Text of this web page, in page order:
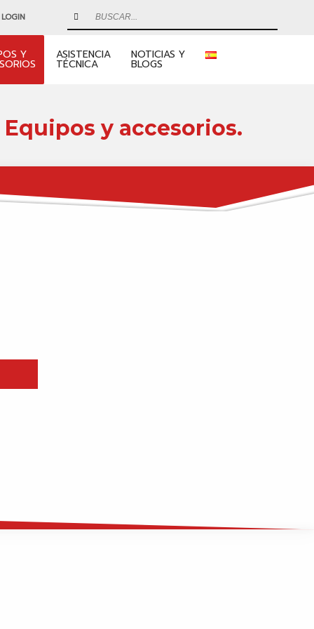
LOGIN
Y ASISTENCIA
TÉCNICA
NOTICIAS Y
BLOGS
Equipos y accesorios.